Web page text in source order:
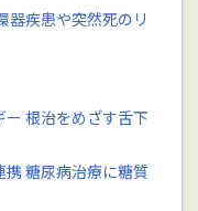
器疾患や突然死のリ
根治をめざす舌下
糖尿病治療に糖質